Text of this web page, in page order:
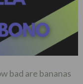
bad are bananas